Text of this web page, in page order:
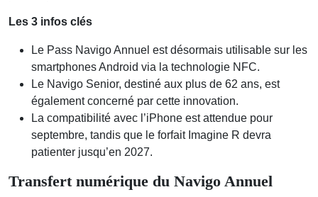
Les 3 infos clés
Le Pass Navigo Annuel est désormais utilisable sur les
smartphones Android via la technologie NFC.
Le Navigo Senior, destiné aux plus de 62 ans, est
également concerné par cette innovation.
La compatibilité avec l’iPhone est attendue pour
septembre, tandis que le forfait Imagine R devra
patienter jusqu’en 2027.
Transfert numérique du Navigo Annuel